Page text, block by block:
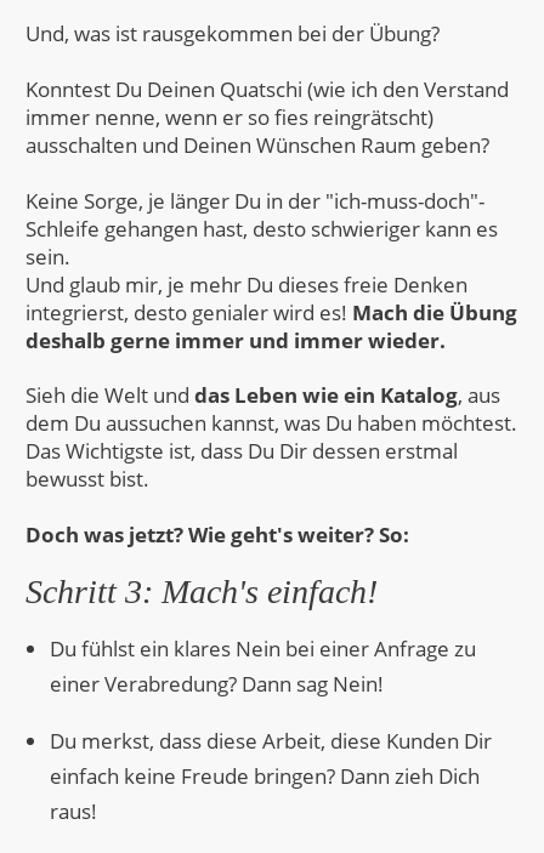
Und, was ist rausgekommen bei der Übung?
Konntest Du Deinen Quatschi (wie ich den Verstand
immer nenne, wenn er so fies reingrätscht)
ausschalten und Deinen Wünschen Raum geben?
Keine Sorge, je länger Du in der "ich-muss-doch"-
Schleife gehangen hast, desto schwieriger kann es
sein.
Und glaub mir, je mehr Du dieses freie Denken
integrierst, desto genialer wird es! Mach die Übung
deshalb gerne immer und immer wieder.
Sieh die Welt und das Leben wie ein Katalog, aus
dem Du aussuchen kannst, was Du haben möchtest.
Das Wichtigste ist, dass Du Dir dessen erstmal
bewusst bist.
Doch was jetzt? Wie geht's weiter? So:
Schritt 3: Mach's einfach!
Du fühlst ein klares Nein bei einer Anfrage zu
einer Verabredung? Dann sag Nein!
Du merkst, dass diese Arbeit, diese Kunden Dir
einfach keine Freude bringen? Dann zieh Dich
raus!